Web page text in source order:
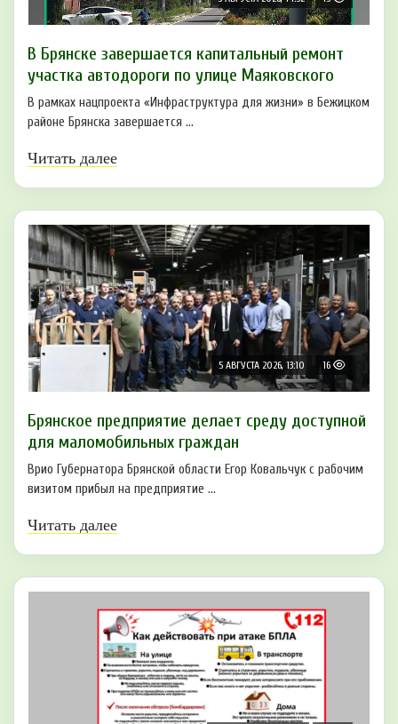
В Брянске завершается капитальный ремонт
участка автодороги по улице Маяковского
В рамках нацпроекта «Инфраструктура для жизни» в Бежицком
районе Брянска завершается ...
Читать далее
5 АВГУСТА 2026, 13:10 16
Брянское предприятие делает среду доступной
для маломобильных граждан
Врио Губернатора Брянской области Егор Ковальчук с рабочим
визитом прибыл на предприятие ...
Читать далее